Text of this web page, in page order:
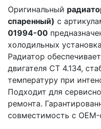
Оригинальный
спаренный) с
01994-00
холодильных
Радиатор
двигателя CT 4.134,
температуру при
Подходит для
ремонта.
совместимость с